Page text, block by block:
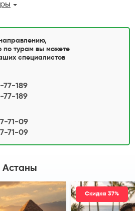
турам вы можете
специалистов
77-189
77-189
71-09
71-09
Астаны
Скидка 37%